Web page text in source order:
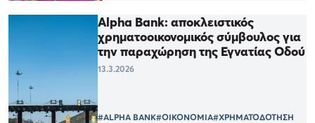
Alpha Bank: αποκλειστικός
χρηματοοικονομικός σύμβουλος για
την παραχώρηση της Εγνατίας Οδού
13.3.2026
#ALPHA BANK#ΟΙΚΟΝΟΜΙΑ#ΧΡΗΜΑΤΟΔΟΤΗΣΗ